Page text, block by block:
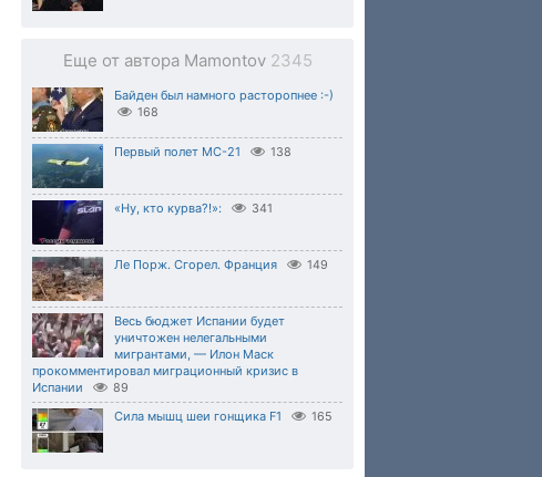
Еще от автора Mamontov 2345
Байден был намного расторопнее :-)
168
Первый полет МС-21 138
«Ну, кто курва?!»: 341
Ле Порж. Сгорел. Франция 149
Весь бюджет Испании будет
уничтожен нелегальными
мигрантами, — Илон Маск
прокомментировал миграционный кризис в
Испании
89
Сила мышц шеи гонщика F1 165